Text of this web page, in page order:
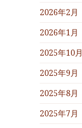
2026年2月
2026年1月
2025年10月
2025年9月
2025年8月
2025年7月